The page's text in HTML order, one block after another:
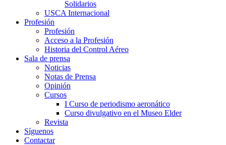
Solidarios
USCA Internacional
Profesión
Profesión
Acceso a la Profesión
Historia del Control Aéreo
Sala de prensa
Noticias
Notas de Prensa
Opinión
Cursos
I Curso de periodismo aeronático
Curso divulgativo en el Museo Elder
Revista
Síguenos
Contactar